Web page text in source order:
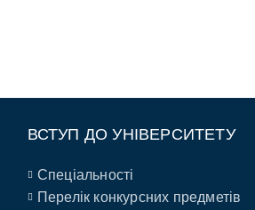
ВСТУП ДО УНІВЕРСИТЕТУ
Спеціальності
Перелік конкурсних предметів